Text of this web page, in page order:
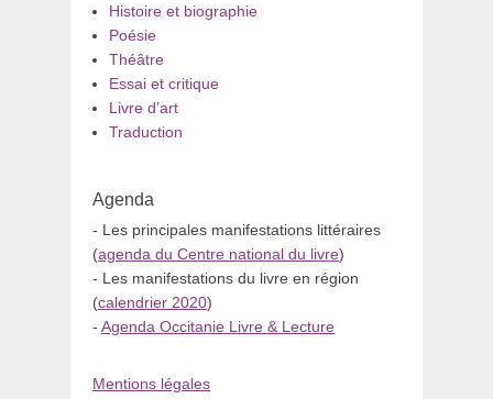
Histoire et biographie
Poésie
Théâtre
Essai et critique
Livre d’art
Traduction
Agenda
- Les principales manifestations littéraires
(agenda du Centre national du livre)
- Les manifestations du livre en région
(calendrier 2020)
- Agenda Occitanie Livre & Lecture
Mentions légales